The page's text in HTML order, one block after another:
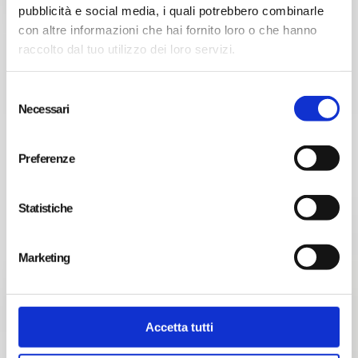
pubblicità e social media, i quali potrebbero combinarle
con altre informazioni che hai fornito loro o che hanno
raccolto dal tuo utilizzo dei loro servizi.
Necessari
Preferenze
Statistiche
Marketing
Accetta tutti
SOCCORSO STRADALE